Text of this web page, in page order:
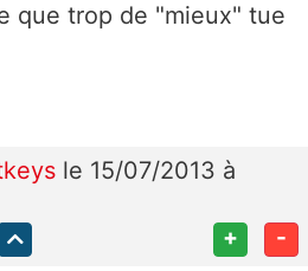
que trop de "mieux" tue
le 15/07/2013 à
+ -